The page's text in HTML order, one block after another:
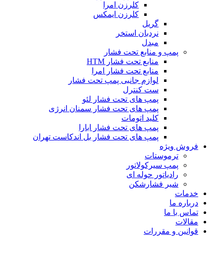
کلرزن امرا
کلرزن ایمکس
گریل
نردبان استخر
مبدل
پمپ و منابع تحت فشار
منابع تحت فشار HTM‎
منابع تحت فشار امرا
لوازم جانبی پمپ تحت فشار
ست کنترل
پمپ های تحت فشار لئو
پمپ های تحت فشار سمنان انرژی
کلید اتومات
پمپ های تحت فشار ابارا
پمپ های تحت فشار بل اندکاست تهران
فروش ویژه
ترموستات
پمپ سیرکولاتور
رادیاتور حوله ای
شیر فشارشکن
خدمات
درباره ما
تماس با ما
مقالات
قوانین و مقررات